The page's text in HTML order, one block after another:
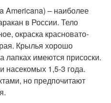
Americana) – наиболее
в России. Тело
окраска красновато-
Крылья хорошо
лапках имеются присоски.
насекомых 1,5-3 года.
но предпочитают